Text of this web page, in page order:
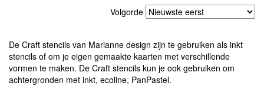
Volgorde
De Craft stencils van Marianne design zijn te gebruiken als inkt
stencils of om je eigen gemaakte kaarten met verschillende
vormen te maken. De Craft stencils kun je ook gebruiken om
achtergronden met inkt, ecoline, PanPastel.